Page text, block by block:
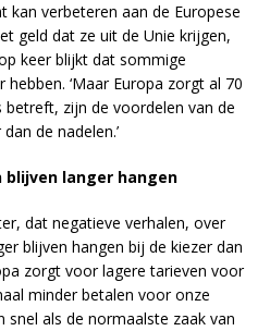
kan verbeteren aan de Europese
geld dat ze uit de Unie krijgen,
keer blijkt dat sommige
‘Maar Europa zorgt al 70
zijn de voordelen van de
de nadelen.’
langer hangen
dat negatieve verhalen, over
blijven hangen bij de kiezer dan
zorgt voor lagere tarieven voor
minder betalen voor onze
als de normaalste zaak van